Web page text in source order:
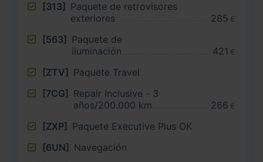
[313] Paquete de retrovisores
exteriores
285 €
[563] Paquete de
iluminación
421 €
[ZTV] Paquete Travel
[7CG] Repair Inclusive - 3
años/200.000 km
266 €
[ZXP] Paquete Executive Plus OK
[6UN] Navegación